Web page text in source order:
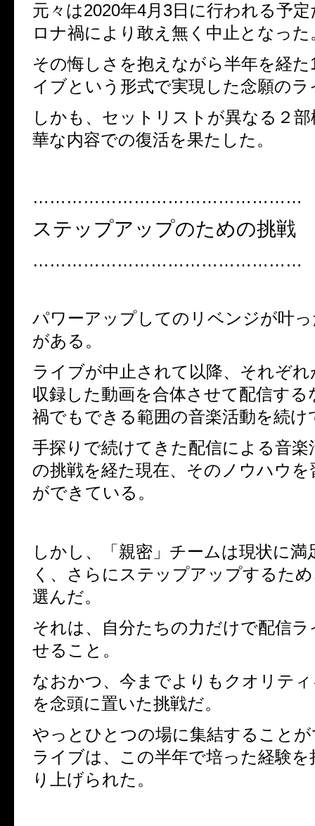
元々は2020年4月 3日に行われる予
ロナ禍により敢え無く中止となった
その悔しさを抱えながら半年を経た
イブという形式で実現した念願のラ
しかも、セットリストが異なる２
華な内容での復活を果たした。
…………………………………………
ステップアップのための挑戦
…………………………………………
パワーアップしてのリベンジが叶
がある。
ライブが中止されて以降、それぞ
収録した動画を合体させて配信する
禍でもできる範囲の音楽活動を続け
手探りで続けてきた配信による音楽
の挑戦を経た現在、そのノウハウ
ができている。
しかし、「親密」チームは現状に
く、さらにステップアップするた
選んだ。
それは、自分たちの力だけで配信
せること。
なおかつ、今までよりもクオリテ
を念頭に置いた挑戦だ。
やっとひとつの場に集結すること
ライブは、この半年で培った経験
り上げられた。